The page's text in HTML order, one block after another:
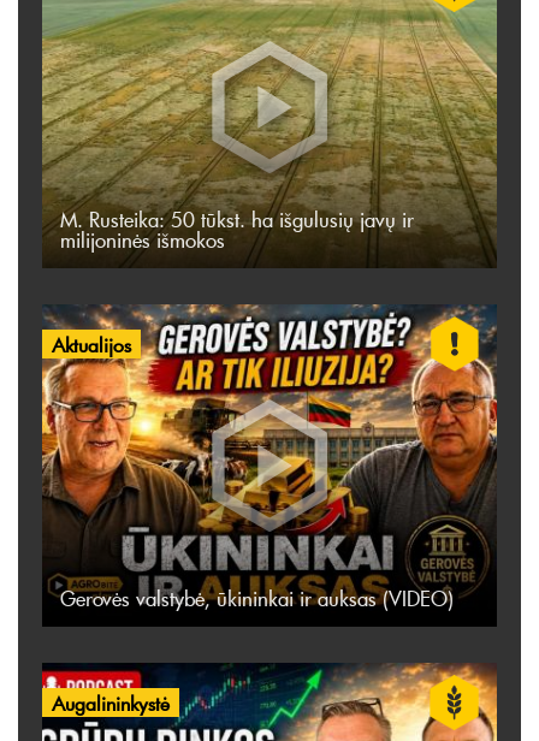
M. Rusteika: 50 tūkst. ha išgulusių javų ir
milijoninės išmokos
Aktualijos
Gerovės valstybė, ūkininkai ir auksas (VIDEO)
Augalininkystė